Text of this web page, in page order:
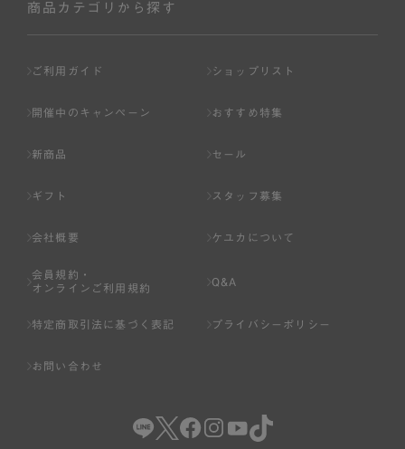
商品カテゴリから探す
ご利用ガイド ショップリスト
開催中のキャンペーン おすすめ特集
新商品 セール
ギフト スタッフ募集
会社概要 ケユカについて
会員規約・
オンラインご利用規約
Q&A
特定商取引法に基づく表記 プライバシーポリシー
お問い合わせ